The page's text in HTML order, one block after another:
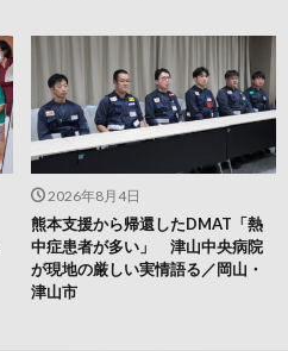
2026年8月4日
熊本支援から帰還したDMAT「熱
中症患者が多い」 津山中央病院
が現地の厳しい実情語る／岡山・
津山市